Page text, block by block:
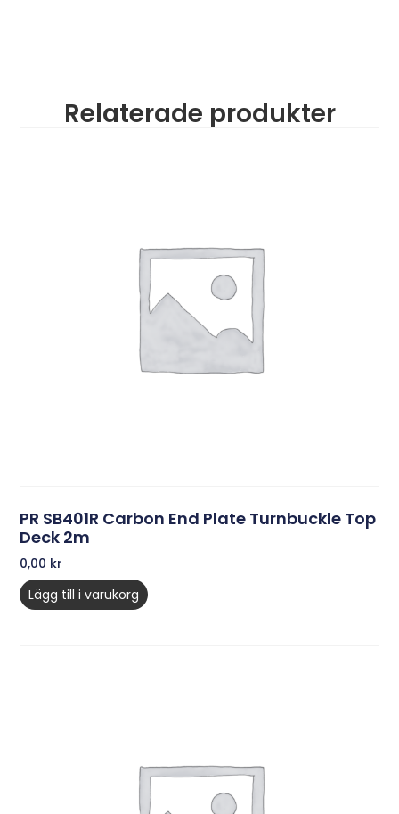
Relaterade produkter
PR SB401R Carbon End Plate Turnbuckle Top
Deck 2m
0,00 kr
Lägg till i varukorg